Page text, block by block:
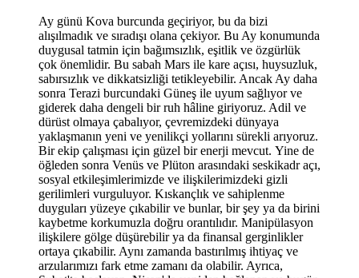
Ay günü Kova burcunda geçiriyor, bu da bizi
alışılmadık ve sıradışı olana çekiyor. Bu Ay konumunda
duygusal tatmin için bağımsızlık, eşitlik ve özgürlük
çok önemlidir. Bu sabah Mars ile kare açısı, huysuzluk,
sabırsızlık ve dikkatsizliği tetikleyebilir. Ancak Ay daha
sonra Terazi burcundaki Güneş ile uyum sağlıyor ve
giderek daha dengeli bir ruh hâline giriyoruz. Adil ve
dürüst olmaya çabalıyor, çevremizdeki dünyaya
yaklaşmanın yeni ve yenilikçi yollarını sürekli arıyoruz.
Bir ekip çalışması için güzel bir enerji mevcut. Yine de
öğleden sonra Venüs ve Plüton arasındaki seskikadr açı,
sosyal etkileşimlerimizde ve ilişkilerimizdeki gizli
gerilimleri vurguluyor. Kıskançlık ve sahiplenme
duyguları yüzeye çıkabilir ve bunlar, bir şey ya da birini
kaybetme korkumuzla doğru orantılıdır. Manipülasyon
ilişkilere gölge düşürebilir ya da finansal gerginlikler
ortaya çıkabilir. Aynı zamanda bastırılmış ihtiyaç ve
arzularımızı fark etme zamanı da olabilir. Ayrıca,